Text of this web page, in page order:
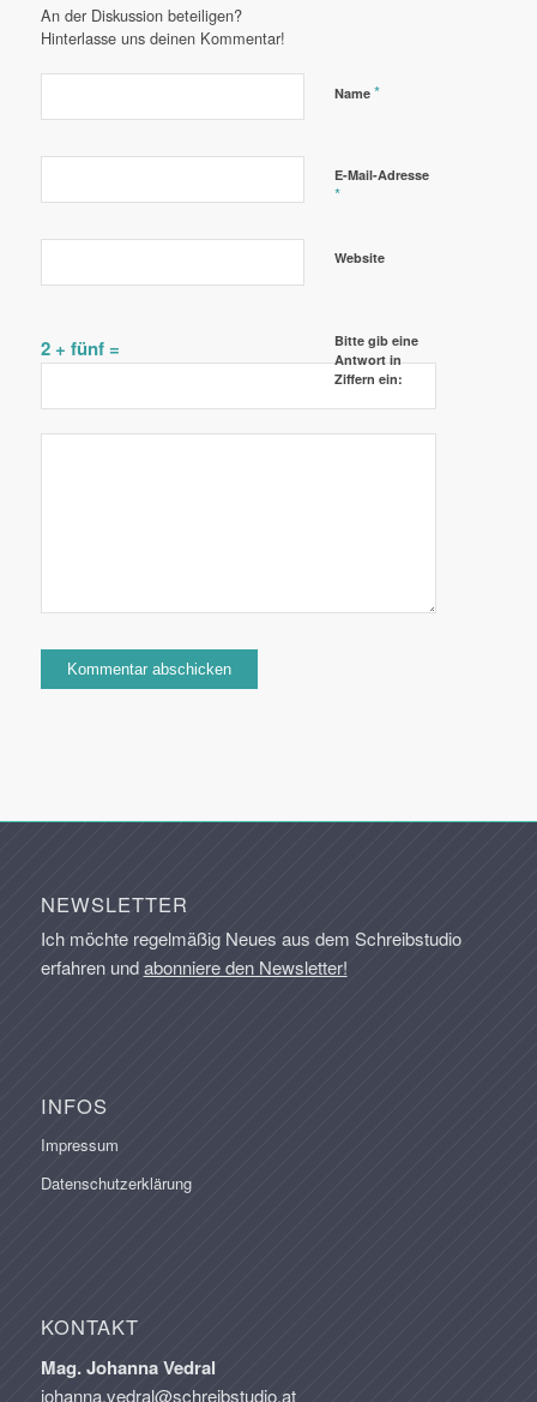
An der Diskussion beteiligen?
Hinterlasse uns deinen Kommentar!
Name *
E-Mail-Adresse
*
Website
Bitte gib eine
Antwort in
Ziffern ein:
2 + fünf =
NEWSLETTER
Ich möchte regelmäßig Neues aus dem Schreibstudio
erfahren undabonniere den Newsletter!
INFOS
Impressum
Datenschutzerklärung
KONTAKT
Mag. Johanna Vedral
johanna.vedral@schreibstudio.at